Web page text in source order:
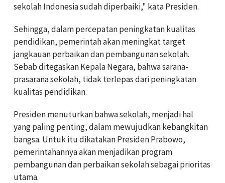
sekolah Indonesia sudah diperbaiki," kata Presiden.
Sehingga, dalam percepatan peningkatan kualitas
pendidikan, pemerintah akan meningkat target
jangkauan perbaikan dan pembangunan sekolah.
Sebab ditegaskan Kepala Negara, bahwa sarana-
prasarana sekolah, tidak terlepas dari peningkatan
kualitas pendidikan.
Presiden menuturkan bahwa sekolah, menjadi hal
yang paling penting, dalam mewujudkan kebangkitan
bangsa. Untuk itu dikatakan Presiden Prabowo,
pemerintahannya akan menjadikan program
pembangunan dan perbaikan sekolah sebagai prioritas
utama.